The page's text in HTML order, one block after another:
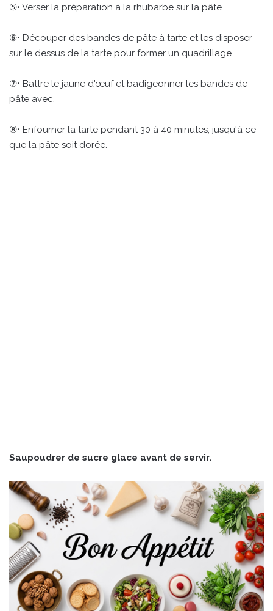
⑤• Verser la préparation à la rhubarbe sur la pâte.
⑥• Découper des bandes de pâte à tarte et les disposer
sur le dessus de la tarte pour former un quadrillage.
⑦• Battre le jaune d'œuf et badigeonner les bandes de
pâte avec.
⑧• Enfourner la tarte pendant 30 à 40 minutes, jusqu'à ce
que la pâte soit dorée.
Saupoudrer de sucre glace avant de servir.